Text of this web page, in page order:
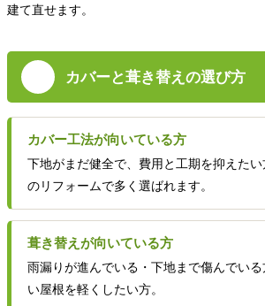
建て直せます。
カバーと葺き替えの選び方
カバー工法が向いている方
下地がまだ健全で、費用と工期を抑えた
のリフォームで多く選ばれます。
葺き替えが向いている方
雨漏りが進んでいる・下地まで傷んでい
い屋根を軽くしたい方。